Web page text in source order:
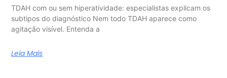
TDAH com ou sem hiperatividade: especialistas explicam os
subtipos do diagnóstico Nem todo TDAH aparece como
agitação visível. Entenda a
Leia Mais